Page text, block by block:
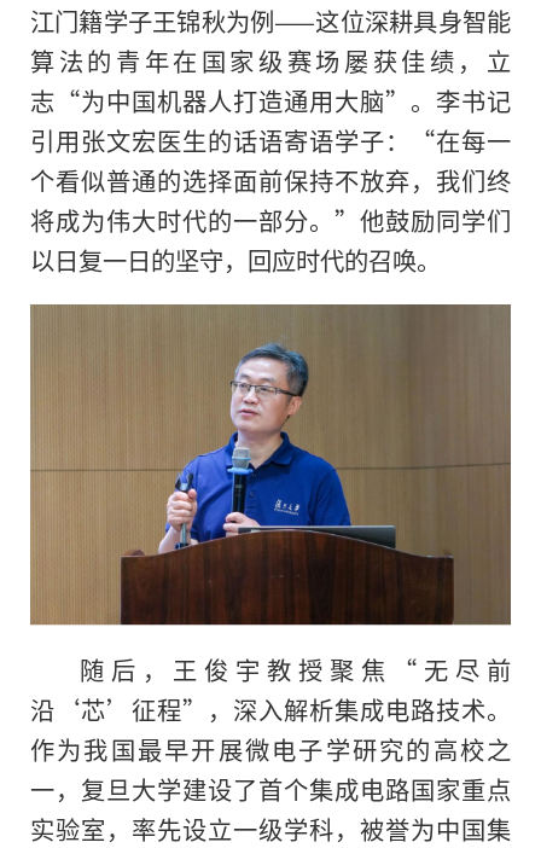
江门籍学子王锦秋为例——这位深耕具身智能
算法的青年在国家级赛场屡获佳绩，立
志“为中国机器人打造通用大脑”。李书记
引用张文宏医生的话语寄语学子：“在每一
个看似普通的选择面前保持不放弃，我们终
将成为伟大时代的一部分。”他鼓励同学们
以日复一日的坚守，回应时代的召唤。
随后，王俊宇教授聚焦“无尽前
沿‘芯’征程”，深入解析集成电路技术。
作为我国最早开展微电子学研究的高校之
一，复旦大学建设了首个集成电路国家重点
实验室，率先设立一级学科，被誉为中国集